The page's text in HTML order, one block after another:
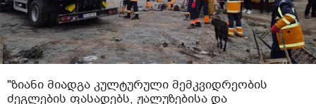
"ზიანი მიადგა კულტურული მემკვიდრეობის
ძეგლების ფასადებს, ჟალუზებისა და